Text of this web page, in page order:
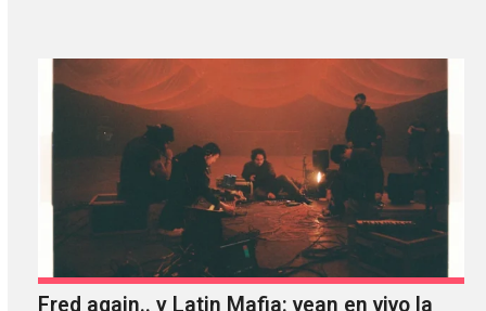
Fred again.. y Latin Mafia: vean en vivo la